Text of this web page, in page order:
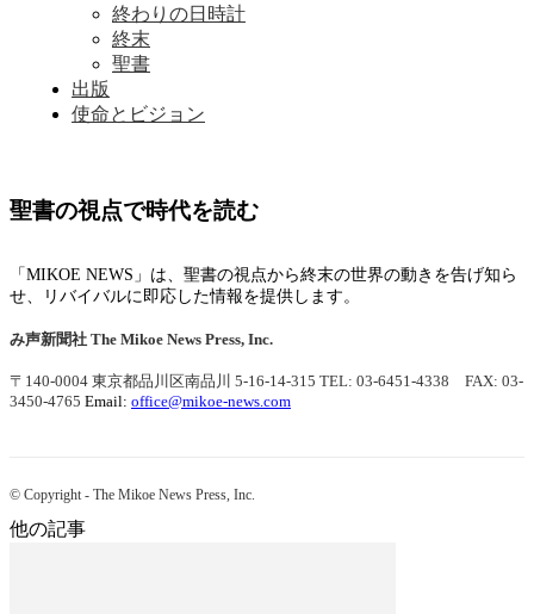
終わりの日時計
終末
聖書
出版
使命とビジョン
聖書の視点で時代を読む
「MIKOE NEWS」は、聖書の視点から終末の世界の動きを告げ知ら
せ、リバイバルに即応した情報を提供します。
み声新聞社 The Mikoe News Press, Inc.
〒140-0004 東京都品川区南品川 5-16-14-315 TEL: 03-6451-4338 FAX: 03-
3450-4765 Email: office@mikoe-news.com
© Copyright - The Mikoe News Press, Inc.
他の記事